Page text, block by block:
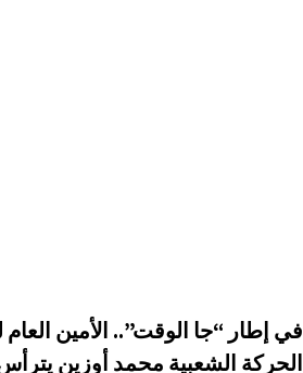
في إطار “جا الوقت”.. الأمين
الحركة الشعبية محمد أوزين